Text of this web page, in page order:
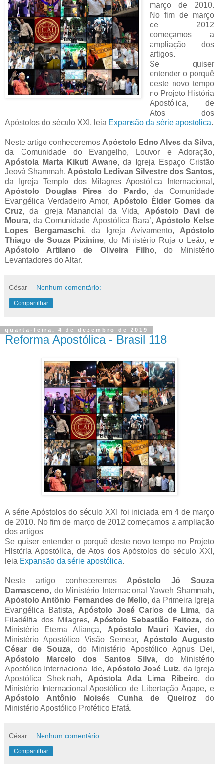
março de 2010.
No fim de março
de 2012
começamos a
ampliação dos
artigos.
Se quiser
entender o porquê
deste novo tempo
no Projeto História
Apostólica, de
Atos dos
Apóstolos do século XXI, leia Expansão da série apostólica.
Neste artigo conheceremos Apóstolo Edno Alves da Silva,
da Comunidade do Evangelho, Louvor e Adoração,
Apóstola Marta Kikuti Awane, da Igreja Espaço Cristão
Jeová Shammah, Apóstolo Ledivan Silvestre dos Santos,
da Igreja Templo dos Milagres Apostólica Internacional,
Apóstolo Douglas Pires do Pardo, da Comunidade
Evangélica Verdadeiro Amor, Apóstolo Élder Gomes da
Cruz, da Igreja Manancial da Vida, Apóstolo Davi de
Moura, da Comunidade Apostólica Bara’, Apóstolo Kelse
Lopes Bergamaschi, da Igreja Avivamento, Apóstolo
Thiago de Souza Pixinine, do Ministério Ruja o Leão, e
Apóstolo Artilano de Oliveira Filho, do Ministério
Levantadores do Altar.
César Nenhum comentário:
Compartilhar
quarta-feira, 4 de dezembro de 2019
Reforma Apostólica - Brasil 118
A série Apóstolos do século XXI foi iniciada em 4 de março
de 2010. No fim de março de 2012 começamos a ampliação
dos artigos.
Se quiser entender o porquê deste novo tempo no Projeto
História Apostólica, de Atos dos Apóstolos do século XXI,
leia Expansão da série apostólica.
Neste artigo conheceremos Apóstolo Jó Souza
Damasceno, do Ministério Internacional Yaweh Shammah,
Apóstolo Antônio Fernandes de Mello, da Primeira Igreja
Evangélica Batista, Apóstolo José Carlos de Lima, da
Filadélfia dos Milagres, Apóstolo Sebastião Feitoza, do
Ministério Eterna Aliança, Apóstolo Mauri Xavier, do
Ministério Apostólico Visão Semear, Apóstolo Augusto
César de Souza, do Ministério Apostólico Agnus Dei,
Apóstolo Marcelo dos Santos Silva, do Ministério
Apostólico Internacional Ide, Apóstolo José Luiz, da Igreja
Apostólica Shekinah, Apóstola Ada Lima Ribeiro, do
Ministério Internacional Apostólico de Libertação Ágape, e
Apóstolo Antônio Moisés Cunha de Queiroz, do
Ministério Apostólico Profético Efatá.
César Nenhum comentário:
Compartilhar